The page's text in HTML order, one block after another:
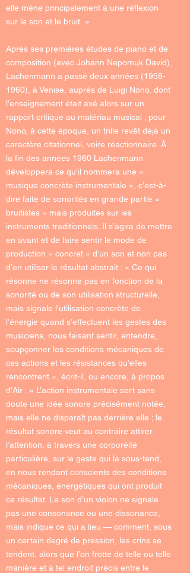
elle mène principalement à une réflexion
sur le son et le bruit. »
Après ses premières études de piano et de
composition (avec Johann Nepomuk David),
Lachenmann a passé deux années (1958-
1960) , à Venise, auprès de Luigi Nono, dont
l’enseignement était axé alors sur un
rapport critique au matériau musical ; pour
Nono, à cette époque, un trille revêt déjà un
caractère citationnel, voire réactionnaire. À
la fin des années 1960 Lachenmann
développera ce qu’il nommera une «
musique concrète instrumentale », c’est-à-
dire faite de sonorités en grande partie «
bruitistes » mais produites sur les
instruments traditionnels. Il s’agira de mettre
en avant et de faire sentir le mode de
production « concret » d’un son et non pas
d’en utiliser le résultat abstrait : « Ce qui
résonne ne résonne pas en fonction de la
sonorité ou de son utilisation structurelle,
mais signale l’utilisation concrète de
l’énergie quand s’effectuent les gestes des
musiciens, nous faisant sentir, entendre,
soupçonner les conditions mécaniques de
ces actions et les résistances qu’elles
rencontrent », écrit-il, ou encore, à propos
d’Air : « L’action instrumentale sert sans
doute une idée sonore précisément notée,
mais elle ne disparaît pas derrière elle ; le
résultat sonore veut au contraire attirer
l’attention, à travers une corporéité
particulière, sur le geste qui la sous-tend,
en nous rendant conscients des conditions
mécaniques, énergétiques qui ont produit
ce résultat. Le son d’un violon ne signale
pas une consonance ou une dissonance,
mais indique ce qui a lieu — comment, sous
un certain degré de pression, les crins se
tendent, alors que l’on frotte de telle ou telle
manière et à tel endroit précis entre le